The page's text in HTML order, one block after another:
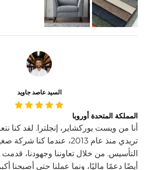
السيد عاصد جاويد
المملكة المتحدة أوروبا
أنا من ويست يوركشاير، إنجلترا. لقد كنا
تريدي منذ عام 2013، عندما كنا
التأسيس. من خلال تعاوننا وجهودنا،
أيضًا دعمًا ماليًا، ونما عملنا حتى أصبحنا